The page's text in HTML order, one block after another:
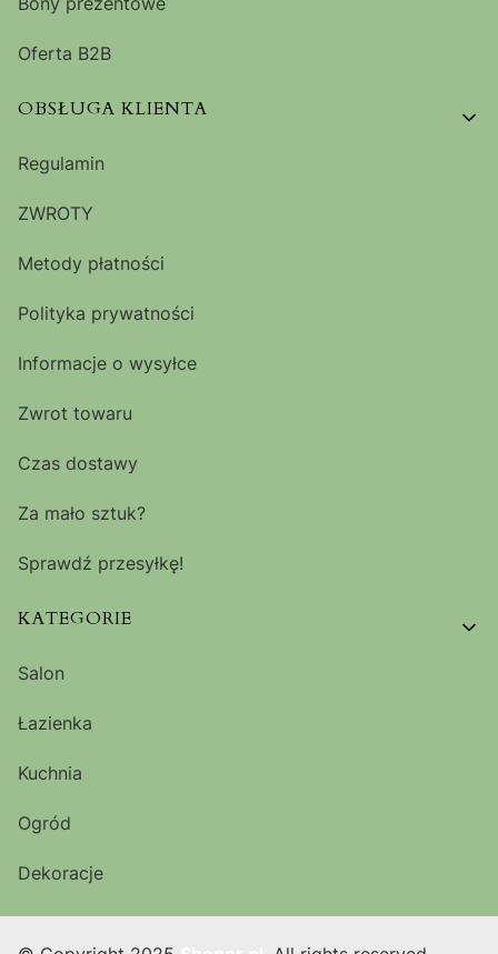
Oferta B2B
OBSŁUGA KLIENTA
Regulamin
ZWROTY
Metody płatności
Polityka prywatności
Informacje o wysyłce
Zwrot towaru
Czas dostawy
Za mało sztuk?
Sprawdź przesyłkę!
KATEGORIE
Salon
Łazienka
Kuchnia
Ogród
Dekoracje